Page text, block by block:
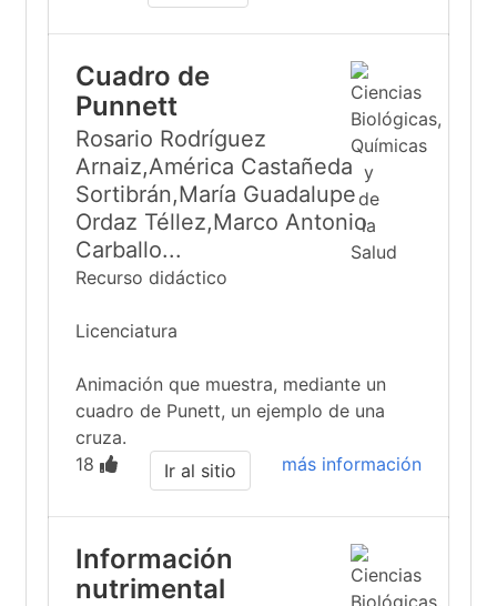
Cuadro de
Punnett
Rosario Rodríguez
Arnaiz,América Castañeda
Sortibrán,María Guadalupe
Ordaz Téllez,Marco Antonio
Carballo...
Recurso didáctico
Licenciatura
Animación que muestra, mediante un
cuadro de Punett, un ejemplo de una
cruza.
18
más información
Ir al sitio
Información
nutrimental